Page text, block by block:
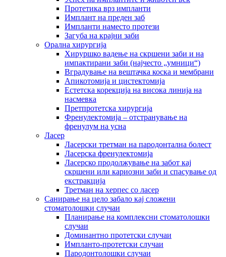
Протетика врз импланти
Имплант на преден заб
Импланти наместо протези
Загуба на крајни заби
Орална хирургија
Хируршко вадење на скршени заби и на
импактирани заби (најчесто „умници“)
Вградување на вештачка коска и мембрани
Апикотомија и цистектомија
Естетска корекција на висока линија на
насмевка
Претпротетска хирургија
Френулектомија – отстранување на
френулум на усна
Ласер
Ласерски третман на пародонтална болест
Ласерска френулектомија
Ласерско продолжување на забот кај
скршени или кариозни заби и спасување од
екстракција
Третман на херпес со ласер
Санирање на цело забало кај сложени
стоматолошки случаи
Планирање на комплексни стоматолошки
случаи
Доминантно протетски случаи
Импланто-протетски случаи
Пародонтолошки случаи